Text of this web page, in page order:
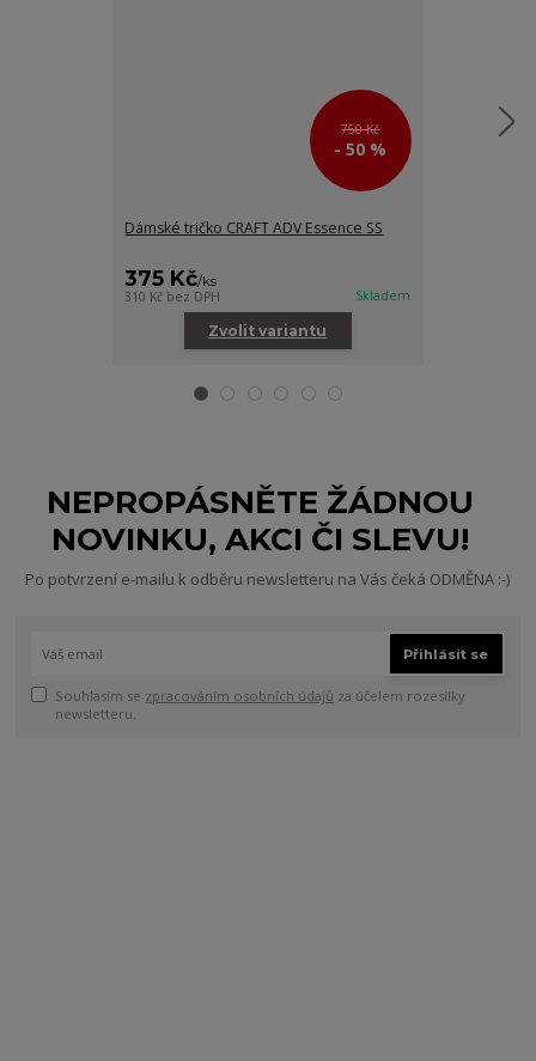
750 Kč
- 50 %
Dámské tričko CRAFT ADV Essence SS
375 Kč/ks
310 Kč bez DPH Skladem
Zvolit variantu
NEPROPÁSNĚTE ŽÁDNOU
NOVINKU, AKCI ČI SLEVU!
Po potvrzení e-mailu k odběru newsletteru na Vás čeká ODMĚNA :-)
Přihlásit se
Souhlasím se zpracováním osobních údajů za účelem rozesílky
newsletteru.